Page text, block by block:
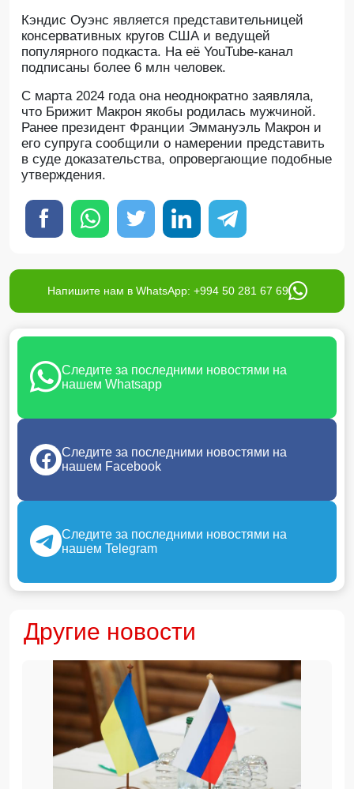
Кэндис Оуэнс является представительницей
консервативных кругов США и ведущей
популярного подкаста. На её YouTube-канал
подписаны более 6 млн человек.
С марта 2024 года она неоднократно заявляла,
что Брижит Макрон якобы родилась мужчиной.
Ранее президент Франции Эммануэль Макрон и
его супруга сообщили о намерении представить
в суде доказательства, опровергающие подобные
утверждения.
Напишите нам в WhatsApp: +994 50 281 67 69
Следите за последними новостями на
нашем Whatsapp
Следите за последними новостями на
нашем Facebook
Следите за последними новостями на
нашем Telegram
Другие новости